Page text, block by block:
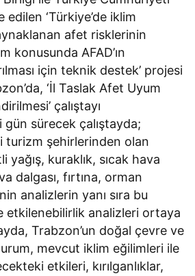
‘Türkiye’de iklim
afet risklerinin
konusunda AFAD’ın
için teknik destek’ projesi
‘İl Taslak Afet Uyum
çalıştayı
sürecek çalıştayda;
turizm şehirlerinden olan
yağış, kuraklık, sıcak hava
dalgası, fırtına, orman
analizlerin yanı sıra bu
etkilenebilirlik analizleri ortaya
Trabzon’un doğal çevre ve
mevcut iklim eğilimleri ile
etkileri, kırılganlıklar,